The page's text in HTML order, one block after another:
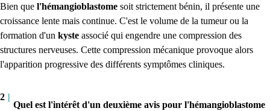
Bien que l'hémangioblastome soit strictement bénin, il présente une
croissance lente mais continue. C'est le volume de la tumeur ou la
formation d'un kyste associé qui engendre une compression des
structures nerveuses. Cette compression mécanique provoque alors
l'apparition progressive des différents symptômes cliniques.
2 |
Quel est l'intérêt d'un deuxième avis pour l'hémangioblastome